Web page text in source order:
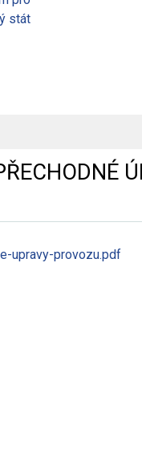
upravy-provozu.pdf